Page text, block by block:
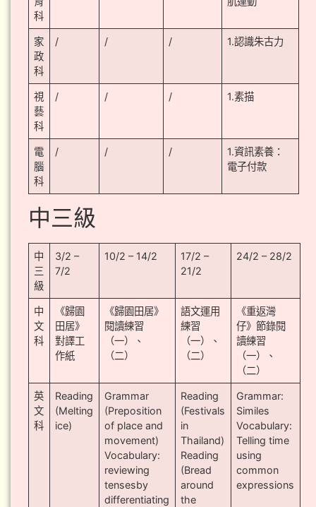
科
家
政
科
/ / / 1.認識朱古力
視
藝
科
/ / / 1.素描
電
腦
科
/ / /
1.資訊素養：
電子付款
中三級
中
三
級
3/2 –
7/2
10/2 – 14/2
17/2 –
21/2
24/2 – 28/2
中
文
科
《歸園
田居》
對譯工
作紙
《歸園田居》
閱讀練習
（一）、
（二）
語文運用
練習
（一）、
（二）
《重返灣
仔》節錄閱
讀練習
（一）、
（二）
英
文
科
Reading
(Melting
ice)
Grammar
(Preposition
of place and
movement)
Vocabulary:
reviewing
tensesby
differentiating
Reading
(Festivals
in
Thailand)
Reading
(Bread
around
the
Grammar:
Similes
Vocabulary:
Telling time
using
common
expressions